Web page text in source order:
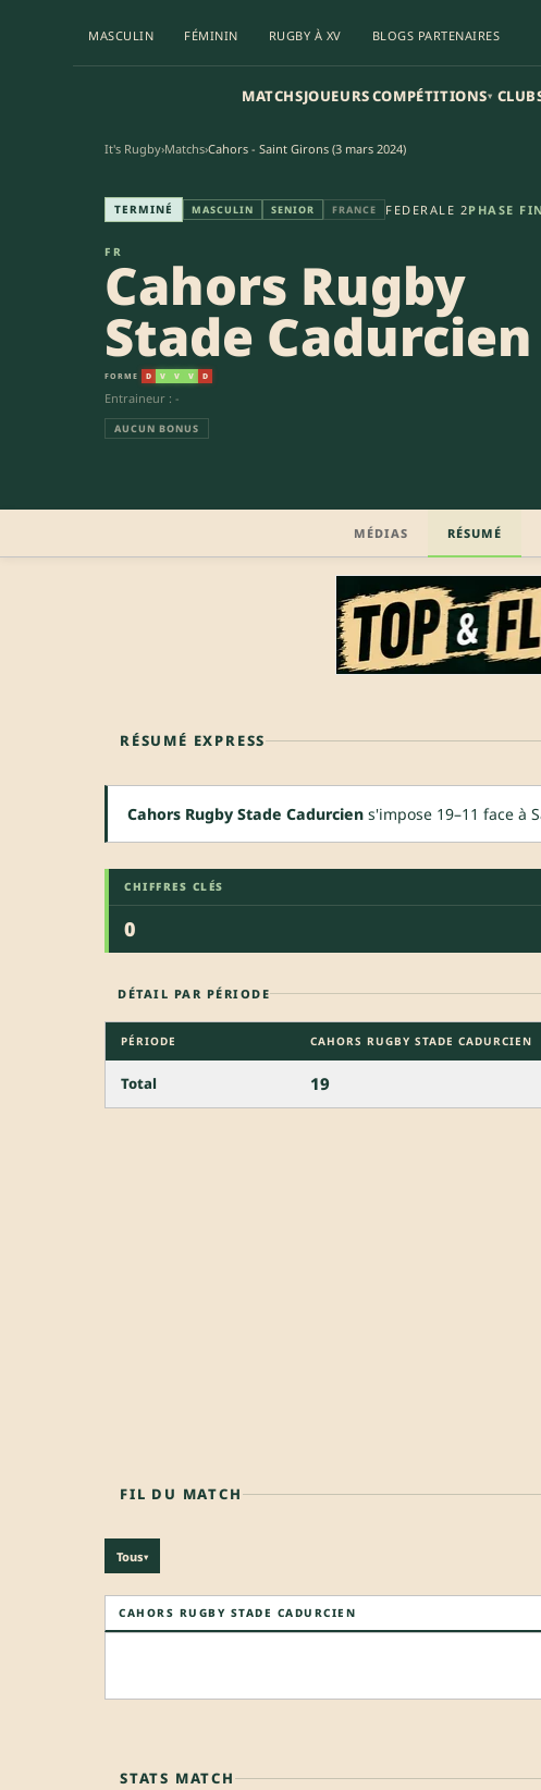
MASCULIN FÉMININ RUGBY À XV BLOGS PARTENAIRES
MATCHSJOUEURSCOMPÉTITIONS▾
It's Rugby›Matchs›Cahors - Saint Girons (3 mars 2024)
Cahors Rugby Stade Cadurcien -
TERMINÉ MASCULIN SENIOR FRANCE FEDERALE 2PHASE
FR
Cahors Rugby
Stade Cadurcien
FORME D V V V D
Entraineur : -
AUCUN BONUS
MÉDIAS RÉSUMÉ
RÉSUMÉ EXPRESS
Cahors Rugby Stade Cadurcien s'impose 19–11 face à
CHIFFRES CLÉS
0
DÉTAIL PAR PÉRIODE
PÉRIODE CAHORS RUGBY STADE CADURCIEN
Total 19
FIL DU MATCH
Tous▾
CAHORS RUGBY STADE CADURCIEN
STATS MATCH